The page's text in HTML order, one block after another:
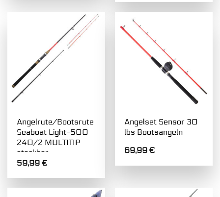
Angelrute/Bootsrute
Seaboat Light-500
240/2 MULTITIP
steckbar
59,99€
Angelset Sensor 30
lbs Bootsangeln
69,99€